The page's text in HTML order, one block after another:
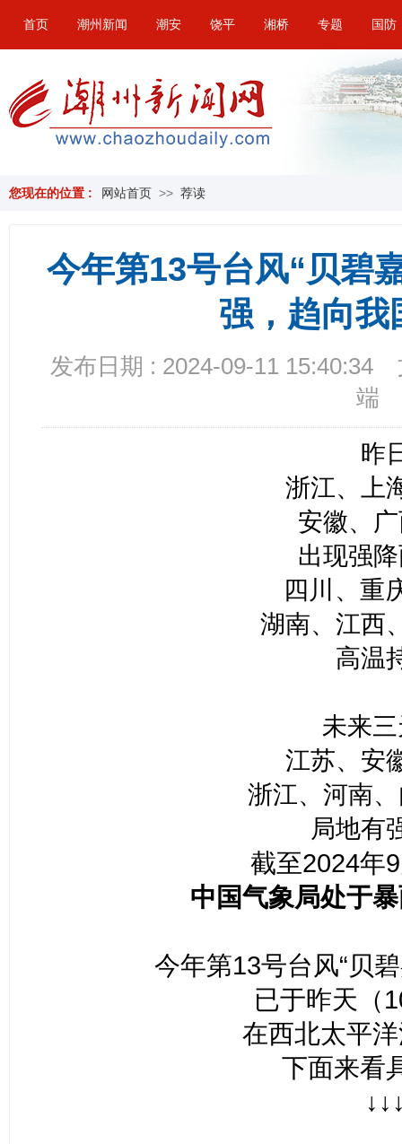
首页 潮州新闻 潮安 饶平 湘桥 专题 国防
您现在的位置 : 网站首页 >> 荐读
今年第13号台风“贝碧
强，趋向我
发布日期 : 2024-09-11 15:40:34
端
昨
浙江、上
安徽、
出现强
四川、重
湖南、江西
高温
未来
江苏、安
浙江、河南
局地有
截至2024年
中国气象局处于
今年第13号台风“贝
已于昨天（
在西北太平
下面来看